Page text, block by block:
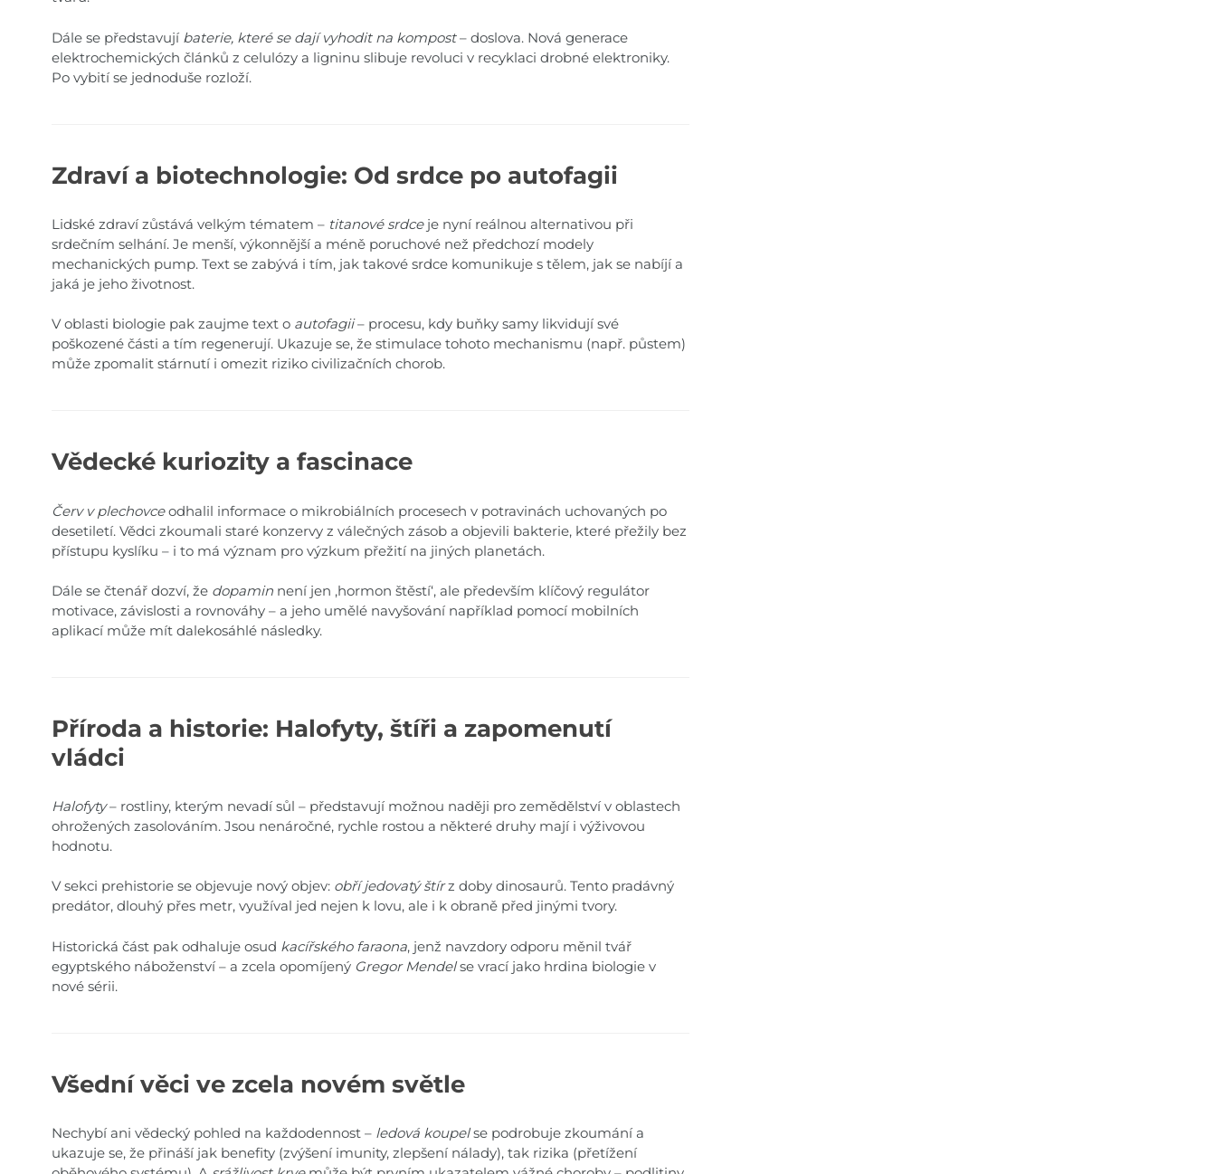
Dále se představují baterie, které se dají vyhodit na kompost– doslova. Nová generace
elektrochemických článků z celulózy a ligninu slibuje revoluci v recyklaci drobné elektroniky.
Po vybití se jednoduše rozloží.
Zdraví a biotechnologie: Od srdce po autofagii
Lidské zdraví zůstává velkým tématem – titanové srdceje nyní reálnou alternativou při
srdečním selhání. Je menší, výkonnější a méně poruchové než předchozí modely
mechanických pump. Text se zabývá i tím, jak takové srdce komunikuje s tělem, jak se nabíjí a
jaká je jeho životnost.
V oblasti biologie pak zaujme text o autofagii– procesu, kdy buňky samy likvidují své
poškozené části a tím regenerují. Ukazuje se, že stimulace tohoto mechanismu (např. půstem)
může zpomalit stárnutí i omezit riziko civilizačních chorob.
Vědecké kuriozity a fascinace
Červ v plechovceodhalil informace o mikrobiálních procesech v potravinách uchovaných po
desetiletí. Vědci zkoumali staré konzervy z válečných zásob a objevili bakterie, které přežily bez
přístupu kyslíku – i to má význam pro výzkum přežití na jiných planetách.
Dále se čtenář dozví, že dopamin není jen ,hormon štěstí‘, ale především klíčový regulátor
motivace, závislosti a rovnováhy – a jeho umělé navyšování například pomocí mobilních
aplikací může mít dalekosáhlé následky.
Příroda a historie: Halofyty, štíři a zapomenutí
vládci
Halofyty– rostliny, kterým nevadí sůl – představují možnou naději pro zemědělství v oblastech
ohrožených zasolováním. Jsou nenáročné, rychle rostou a některé druhy mají i výživovou
hodnotu.
V sekci prehistorie se objevuje nový objev: obří jedovatý štírz doby dinosaurů. Tento pradávný
predátor, dlouhý přes metr, využíval jed nejen k lovu, ale i k obraně před jinými tvory.
Historická část pak odhaluje osud kacířského faraona, jenž navzdory odporu měnil tvář
egyptského náboženství – a zcela opomíjený Gregor Mendelse vrací jako hrdina biologie v
nové sérii.
Všední věci ve zcela novém světle
Nechybí ani vědecký pohled na každodennost – ledová koupelse podrobuje zkoumání a
ukazuje se, že přináší jak benefity (zvýšení imunity, zlepšení nálady), tak rizika (přetížení